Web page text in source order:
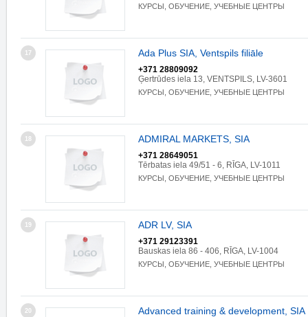
КУРСЫ, ОБУЧЕНИЕ, УЧЕБНЫЕ ЦЕНТРЫ
17 Ada Plus SIA, Ventspils filiāle
+371 28809092
Ģertrūdes iela 13, VENTSPILS, LV-3601
КУРСЫ, ОБУЧЕНИЕ, УЧЕБНЫЕ ЦЕНТРЫ
18 ADMIRAL MARKETS, SIA
+371 28649051
Tērbatas iela 49/51 - 6, RĪGA, LV-1011
КУРСЫ, ОБУЧЕНИЕ, УЧЕБНЫЕ ЦЕНТРЫ
19 ADR LV, SIA
+371 29123391
Bauskas iela 86 - 406, RĪGA, LV-1004
КУРСЫ, ОБУЧЕНИЕ, УЧЕБНЫЕ ЦЕНТРЫ
20 Advanced training & development, SIA